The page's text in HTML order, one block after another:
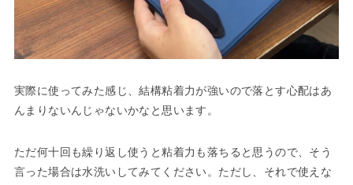
実際に使ってみた感じ、結構粘着力が強いので落とす心配はあ
んまりないんじゃないかなと思います。
ただ何十回も繰り返し使うと粘着力も落ちると思うので、そう
言った場合は水洗いしてみてください。ただし、それで使えな